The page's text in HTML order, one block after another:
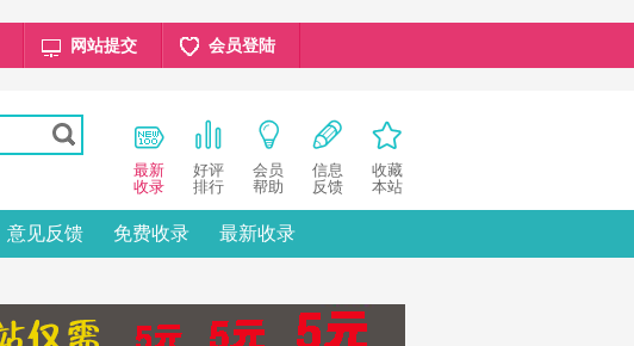
网站提交 会员登陆
最新
收录
好评
排行
会员
帮助
信息
反馈
收藏
本站
意见反馈 免费收录 最新收录